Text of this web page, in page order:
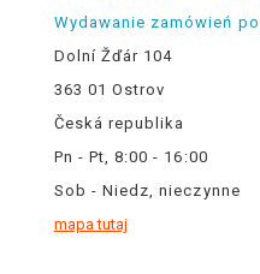
Wydawanie zamówień
Dolní Žďár 104
363 01 Ostrov
Česká republika
Pn - Pt, 8:00 - 16:00
Sob - Niedz, nieczynne
mapa tutaj